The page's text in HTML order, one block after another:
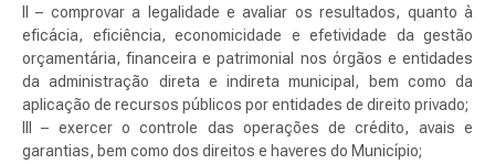
II – comprovar a legalidade e avaliar os resultados, quanto à
eficácia, eficiência, economicidade e efetividade da gestão
orçamentária, financeira e patrimonial nos órgãos e entidades
da administração direta e indireta municipal, bem como da
aplicação de recursos públicos por entidades de direito privado;
III – exercer o controle das operações de crédito, avais e
garantias, bem como dos direitos e haveres do Município;